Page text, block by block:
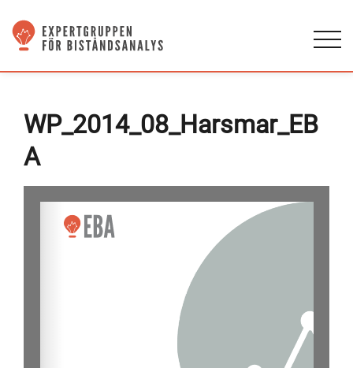
WP_2014_08_Harsmar_EB
A